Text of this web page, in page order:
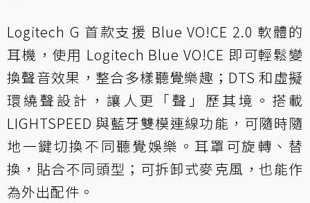
Logitech G 首款支援 Blue VO!CE 2.0 軟體的
耳機，使用 Logitech Blue VO!CE 即可輕鬆變
換聲音效果，整合多樣聽覺樂趣；DTS 和虛擬
環繞聲設計，讓人更「聲」歷其境。搭載
LIGHTSPEED 與藍牙雙模連線功能，可隨時隨
地一鍵切換不同聽覺娛樂。耳罩可旋轉、替
換，貼合不同頭型；可拆卸式麥克風，也能作
為外出配件。